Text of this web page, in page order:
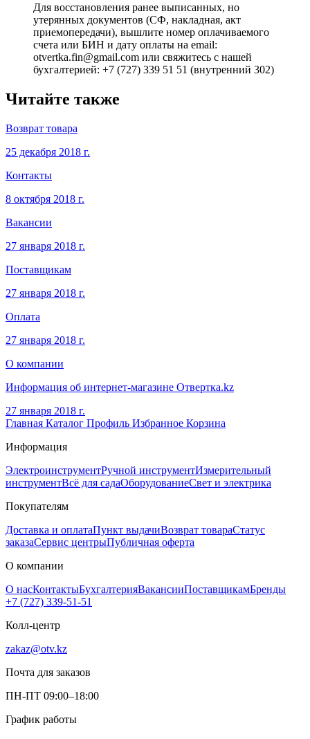
Для восстановления ранее выписанных, но
утерянных документов (СФ, накладная, акт
приемопередачи), вышлите номер оплачиваемого
счета или БИН и дату оплаты на email:
otvertka.fin@gmail.com или свяжитесь с нашей
бухгалтерией: +7 (727) 339 51 51 (внутренний 302)
Читайте также
Возврат товара
25 декабря 2018 г.
Контакты
8 октября 2018 г.
Вакансии
27 января 2018 г.
Поставщикам
27 января 2018 г.
Оплата
27 января 2018 г.
О компании
Информация об интернет-магазине Отвертка.kz
27 января 2018 г.
Главная Каталог Профиль Избранное Корзина
Информация
ЭлектроинструментРучной инструментИзмерительный
инструментВсё для садаОборудованиеСвет и электрика
Покупателям
Доставка и оплатаПункт выдачиВозврат товараСтатус
заказаСервис центрыПубличная оферта
О компании
О насКонтактыБухгалтерияВакансииПоставщикамБренды
+7 (727) 339-51-51
Колл-центр
zakaz@otv.kz
Почта для заказов
ПН-ПТ 09:00–18:00
График работы